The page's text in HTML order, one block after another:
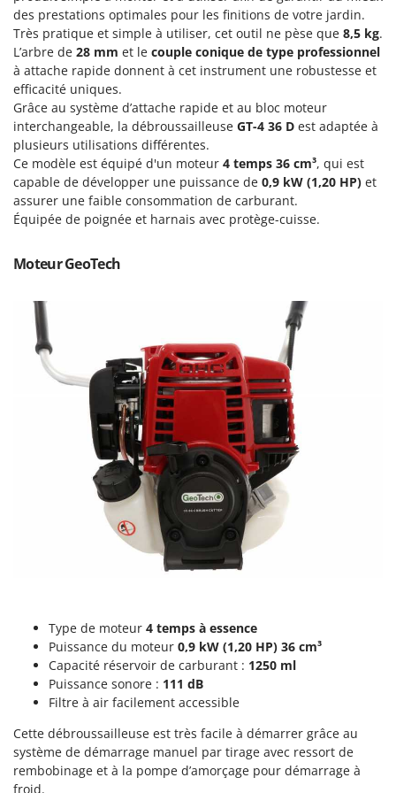
Groupes électrogènes
Gyrobroyeurs à lame pour tracteur
H
Haches - Cognées et Hachettes
Hachoirs à viande
Herses à Dents
Herses Rotatives
L
Lames à neige
Lave-vitres
Lieuses électriques pour vignes
Machines à pâtes
Machines pour la transformation des fruits
Machines sous vide
Motobineuses
Motoculteurs
Motofaucheuses
Motopompes pour irrigation
Moulins à céréales électriques
Nettoyeurs et Balais à vapeur
Nettoyeurs haute pression
Nettoyeurs tapis, moquettes et tapisseries
P
Peignes vibreurs et Secoueurs à olives
Pelles rétros pour tracteur
E
EcoFlow
Edilmark
Effeuno
Einhell
Elegen
Energy Gruppi
Enotecnica Pillan
Eschenfelder
FAC
Fama Industrie
Famag
Famur
FARMER
Ferrari Group
Fimar
FINI
Fiorentini
Fiskars
Flymo
Fontana Forni
Forest Master
des prestations optimales pour les finitions de votre jardin.
Très pratique et simple à utiliser, cet outil ne pèse que 8,5 kg.
L’arbre de 28 mm et le couple conique de type professionnel
à attache rapide donnent à cet instrument une robustesse et
efficacité uniques.
Grâce au système d’attache rapide et au bloc moteur
interchangeable, la débroussailleuse GT-4 36 D est adaptée à
plusieurs utilisations différentes.
Ce modèle est équipé d'un moteur 4 temps 36 cm³, qui est
capable de développer une puissance de 0,9 kW (1,20 HP) et
assurer une faible consommation de carburant.
Équipée de poignée et harnais avec protège-cuisse.
Moteur GeoTech
Type de moteur 4 temps à essence
Puissance du moteur 0,9 kW (1,20 HP) 36 cm³
Capacité réservoir de carburant : 1250 ml
Puissance sonore : 111 dB
Filtre à air facilement accessible
Cette débroussailleuse est très facile à démarrer grâce au
système de démarrage manuel par tirage avec ressort de
rembobinage et à la pompe d’amorçage pour démarrage à
froid.